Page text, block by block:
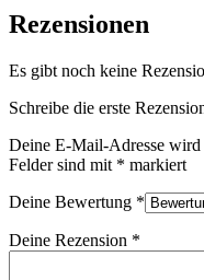
Rezensionen
Es gibt noch keine
Schreibe die erste
Deine E-Mail-Adresse
Felder sind mit * markiert
Deine Bewertung *
Deine Rezension *